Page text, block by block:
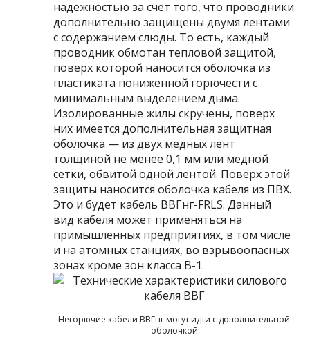
надежностью за счет того, что проводники
дополнительно защищены двумя лентами
с содержанием слюды. То есть, каждый
проводник обмотан тепловой защитой,
поверх которой наносится оболочка из
пластиката пониженной горючести с
минимальным выделением дыма.
Изолированные жилы скручены, поверх
них имеется дополнительная защитная
оболочка — из двух медных лент
толщиной не менее 0,1 мм или медной
сетки, обвитой одной лентой. Поверх этой
защиты наносится оболочка кабеля из ПВХ.
Это и будет кабель ВВГнг-FRLS. Данный
вид кабеля может применяться на
примышленных предприятиях, в том числе
и на атомных станциях, во взрывоопасных
зонах кроме зон класса В-1.
Негорючие кабели ВВГнг могут идти с дополнительной
оболочкой